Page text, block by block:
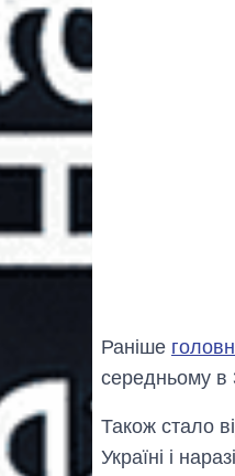
Раніше
середньому в
Також стало
Україні і